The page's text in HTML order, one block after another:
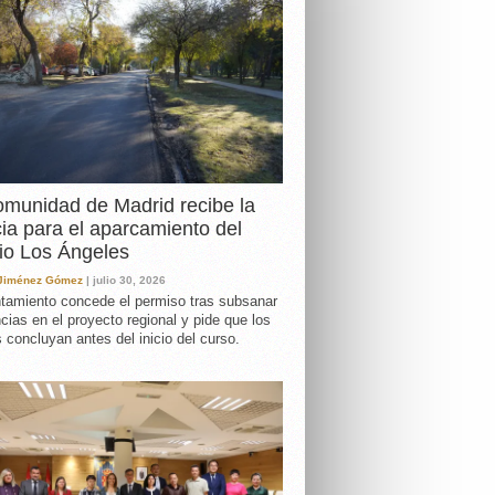
de Madrid recibe la
para el aparcamiento del
Los Ángeles
Gómez | julio 30, 2026
concede el permiso tras subsanar
en el proyecto regional y pide que los
concluyan antes del inicio del curso.